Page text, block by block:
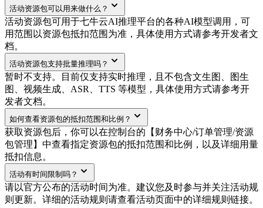
活动资源包可以用来做什么？
活动资源包可用于七牛云AI推理平台的各种AI模型调用，可
用范围以资源包抵扣范围为准，具体使用方式请参考开发者文
档。
活动资源包支持批量推理吗？
暂时不支持。目前仅支持实时推理，且不包含文生图、图生
图、视频生成、ASR、TTS 等模型，具体使用方式请参考开
发者文档。
如何查看资源包的抵扣范围和比例？
获取资源包后，你可以在控制台的【财务中心/订单管理/资源
包管理】中查看指定资源包的抵扣范围和比例，以及详细用量
抵扣信息。
活动有时间限制吗？
请以官方公布的活动时间为准。建议您及时参与并关注活动规
则更新。详细的活动规则请查看活动页面中的详细规则链接。